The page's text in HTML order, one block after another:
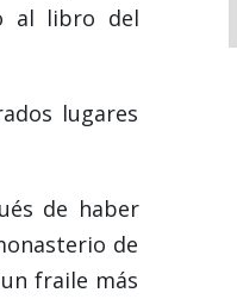
al libro del
lugares
de haber
de
fraile más